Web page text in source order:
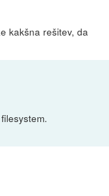
kakšna rešitev, da